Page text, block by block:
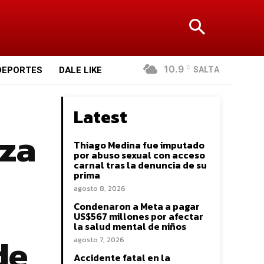
DALE LIKE 10.9 C SALTA
Latest
Thiago Medina fue imputado
por abuso sexual con acceso
carnal tras la denuncia de su
prima
agosto 8, 2026
Condenaron a Meta a pagar
US$567 millones por afectar
la salud mental de niños
agosto 7, 2026
Accidente fatal en la